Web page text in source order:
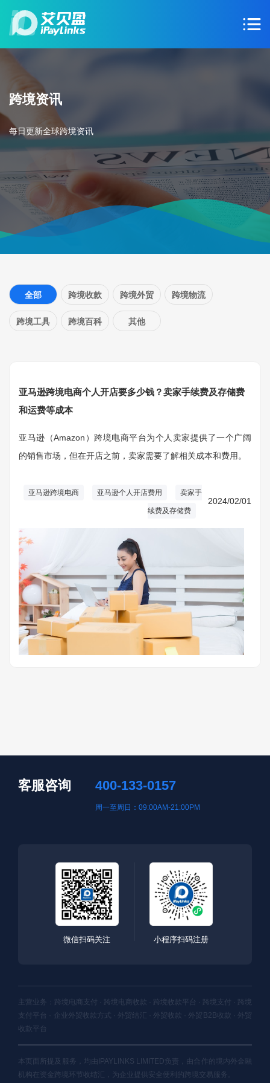
跨境资讯
每日更新全球跨境资讯
全部 跨境收款 跨境外贸 跨境物流
跨境工具 跨境百科 其他
亚马逊跨境电商个人开店要多少钱？卖家手续费及存储费
和运费等成本
亚马逊（Amazon）跨境电商平台为个人卖家提供了一个广阔
的销售市场，但在开店之前，卖家需要了解相关成本和费用。
亚马逊跨境电商 亚马逊个人开店费用 卖家手
续费及存储费
2024/02/01
客服咨询 400-133-0157
周一至周日：09:00AM-21:00PM
微信扫码关注 小程序扫码注册
主营业务：跨境电商支付 · 跨境电商收款 · 跨境收款平台 · 跨境支付 · 跨境
支付平台 · 企业外贸收款方式 · 外贸结汇 · 外贸收款 · 外贸B2B收款 · 外贸
收款平台
本页面所提及服务，均由IPAYLINKS LIMITED负责，由合作的境内外金融
机构在资金跨境环节收结汇，为企业提供安全便利的跨境交易服务。